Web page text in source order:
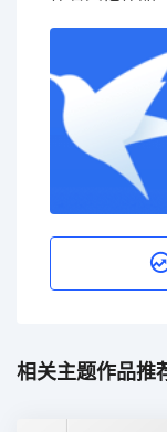
相关主题作品推